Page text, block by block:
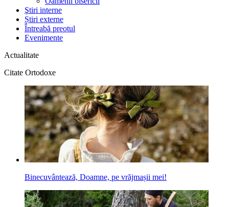
Ştiri interne
Știri externe
Întreabă preotul
Evenimente
Actualitate
Citate Ortodoxe
Binecuvântează, Doamne, pe vrăjmașii mei!